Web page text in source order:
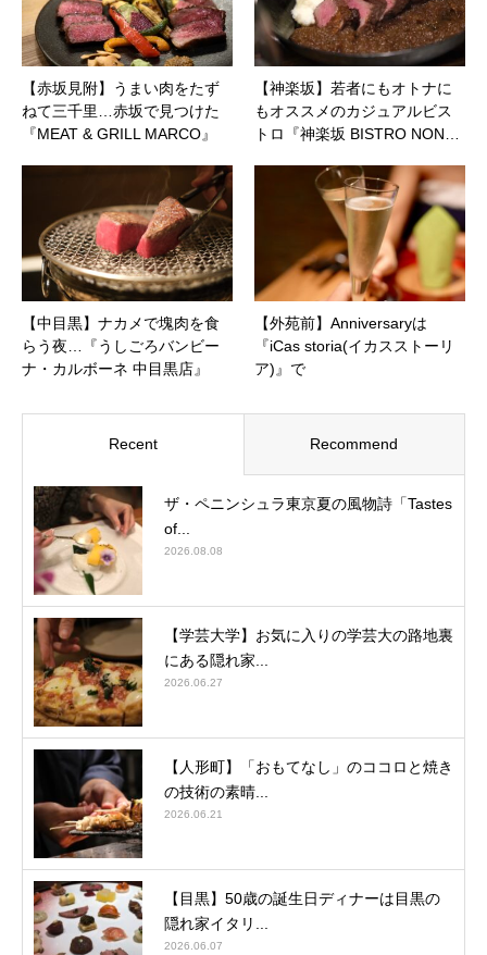
【赤坂見附】うまい肉をたず
ねて三千里…赤坂で見つけた
『MEAT & GRILL MARCO』
【神楽坂】若者にもオトナに
もオススメのカジュアルビス
トロ『神楽坂 BISTRO NON…
【中目黒】ナカメで塊肉を食
らう夜…『うしごろバンビー
ナ・カルボーネ 中目黒店』
【外苑前】Anniversaryは
『iCas storia(イカスストーリ
ア)』で
Recent Recommend
ザ・ペニンシュラ東京夏の風物詩「Tastes
of...
2026.08.08
【学芸大学】お気に入りの学芸大の路地裏
にある隠れ家...
2026.06.27
【人形町】「おもてなし」のココロと焼き
の技術の素晴...
2026.06.21
【目黒】50歳の誕生日ディナーは目黒の
隠れ家イタリ...
2026.06.07